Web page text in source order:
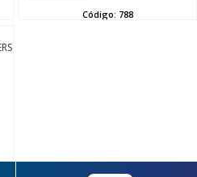
Código: 788